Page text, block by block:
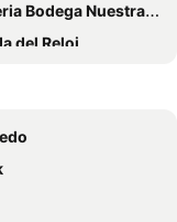
Nuestra SeÑora Del Rosario
del Reloj